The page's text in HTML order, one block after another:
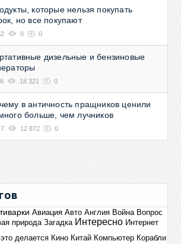
которые нельзя покупать
но все покупают
0 0
дизельные и бензиновые
18 321 0
в античность пращников ценили
больше, чем лучников
12 872 0
Авиация Авто Англия Война Вопрос
природа Загадка Интересно Интернет
делается Кино Китай Компьютер Корабли